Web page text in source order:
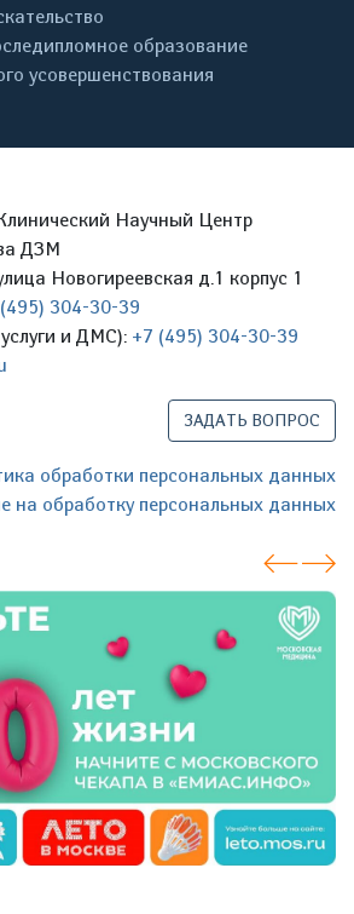
образование
усовершенствования
Научный Центр
ДЗМ
Новогиреевская д.1 корпус 1
304-30-39
и ДМС): +7 (495) 304-30-39
ЗАДАТЬ ВОПРОС
обработки персональных данных
на обработку персональных данных